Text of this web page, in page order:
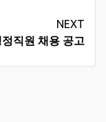
NEXT
직원 채용 공고